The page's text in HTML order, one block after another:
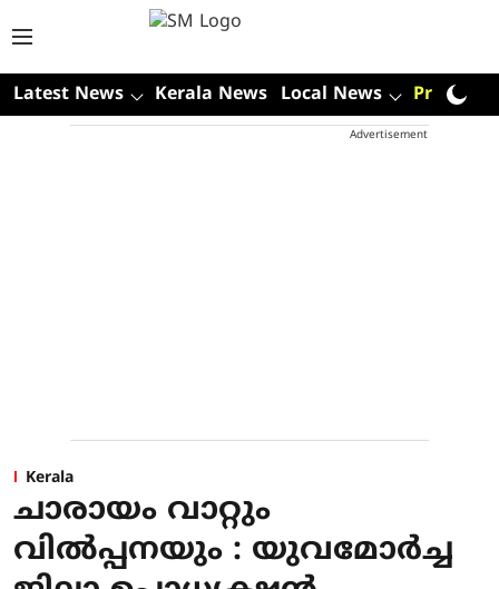
Latest News Kerala News Local News Premium
Advertisement
Kerala
ചാരായം വാറ്റും
വില്‍പ്പനയും : യുവമോര്‍ച്ച